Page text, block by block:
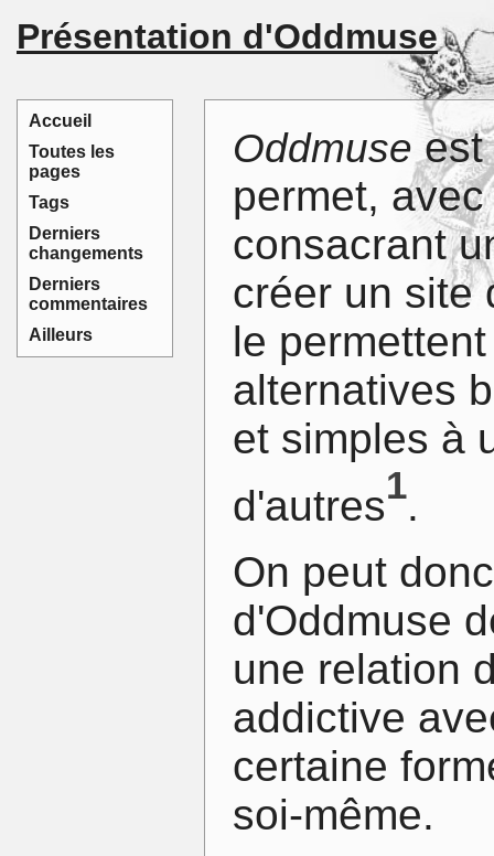
Accueil
Toutes les
pages
Tags
Derniers
changements
Derniers
commentaires
Ailleurs
Présentation d'Oddmuse
Oddmuseest
permet,
consacrant
créer un site
le
alternatives
et simples à
d'autres1.
On peut
d'Oddmuse
une relation
addictive
certaine
soi-même.